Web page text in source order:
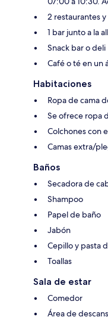
2 restaurantes y
1 bar junto a la
Snack bar o deli
Café o té en un
Habitaciones
Ropa de cama
Se ofrece ropa
Colchones con
Camas extra/
Baños
Secadora de
Shampoo
Papel de baño
Jabón
Cepillo y pasta
Toallas
Sala de estar
Comedor
Área de